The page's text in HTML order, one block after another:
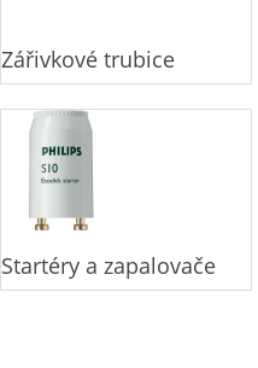
Zářivkové trubice
Startéry a zapalovače